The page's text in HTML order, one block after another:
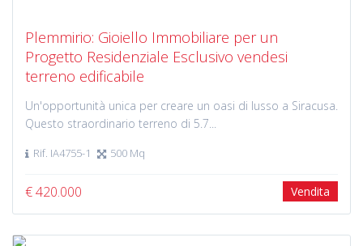
Plemmirio: Gioiello Immobiliare per un
Progetto Residenziale Esclusivo vendesi
terreno edificabile
Un'opportunità unica per creare un oasi di lusso a Siracusa.
Questo straordinario terreno di 5.7...
Rif. IA4755-1 500 Mq
€ 420.000 Vendita